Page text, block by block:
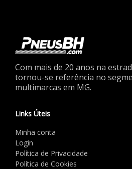
Com mais de 20 anos na
tornou-se referência no
multimarcas em MG.
Links Úteis
Minha conta
Login
Política de Privacidade
Política de Cookies